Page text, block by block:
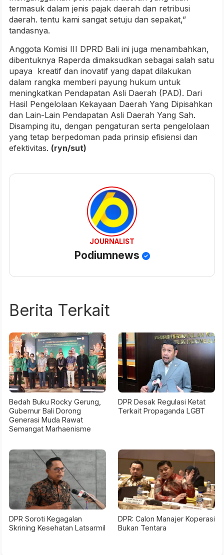
termasuk dalam jenis pajak daerah dan retribusi
daerah. tentu kami sangat setuju dan sepakat,”
tandasnya.
Anggota Komisi III DPRD Bali ini juga menambahkan,
dibentuknya Raperda dimaksudkan sebagai salah satu
upaya kreatif dan inovatif yang dapat dilakukan
dalam rangka memberi payung hukum untuk
meningkatkan Pendapatan Asli Daerah (PAD). Dari
Hasil Pengelolaan Kekayaan Daerah Yang Dipisahkan
dan Lain-Lain Pendapatan Asli Daerah Yang Sah.
Disamping itu, dengan pengaturan serta pengelolaan
yang tetap berpedoman pada prinsip efisiensi dan
efektivitas. (ryn/sut)
JOURNALIST
Podiumnews
Berita Terkait
Bedah Buku Rocky Gerung,
Gubernur Bali Dorong
Generasi Muda Rawat
Semangat Marhaenisme
DPR Desak Regulasi Ketat
Terkait Propaganda LGBT
DPR Soroti Kegagalan
Skrining Kesehatan Latsarmil
DPR: Calon Manajer Koperasi
Bukan Tentara